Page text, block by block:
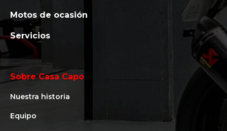
Motos de ocasión
Servicios
Sobre Casa Capo
Nuestra historia
Equipo